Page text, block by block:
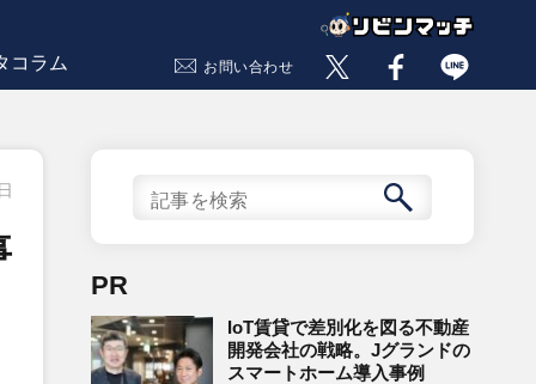
コラム お問い合わせ
PR
IoT賃貸で差別化を図る不動産
開発会社の戦略。Jグランドの
スマートホーム導入事例